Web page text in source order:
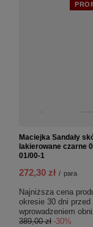
Maciejka Sandały
lakierowane czarne
01/00-1
272,30 zł / para
Najniższa cena
okresie 30 dni przed
wprowadzeniem
389,00 zł -30%